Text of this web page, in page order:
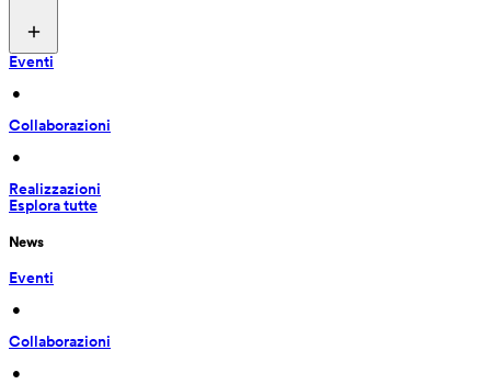
Eventi
•
Collaborazioni
•
Realizzazioni
Esplora tutte
News
Eventi
•
Collaborazioni
•